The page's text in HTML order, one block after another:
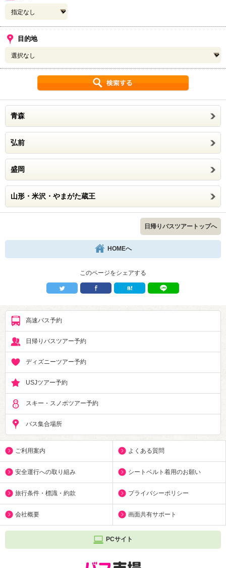
目的地
青森
弘前
盛岡
山形・米沢・やまがた蔵王
日帰りバスツアートップへ
HOMEへ
このページをシェアする
高速バス予約
日帰りバスツアー予約
ディズニーツアー予約
USJツアー予約
スキー・スノボツアー予約
バス集合場所
ご利用案内 よくある質問
安全運行への取り組み シートベルト着用のお願い
旅行条件・標識・約款 プライバシーポリシー
会社概要 画面共有サポート
PCサイト